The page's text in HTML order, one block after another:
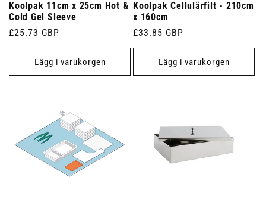
Koolpak 11cm x 25cm Hot &
Cold Gel Sleeve
Ordinarie
pris
£25.73 GBP
Lägg i varukorgen
Koolpak Cellulärfilt - 210cm
x 160cm
Ordinarie
pris
£33.85 GBP
Lägg i varukorgen